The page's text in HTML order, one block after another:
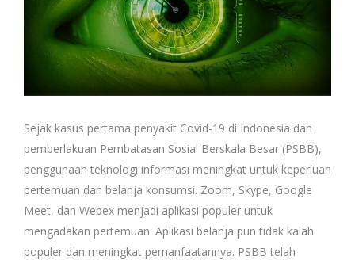
Sejak kasus pertama penyakit Covid-19 di Indonesia dan
pemberlakuan Pembatasan Sosial Berskala Besar (PSBB),
penggunaan teknologi informasi meningkat untuk keperluan
pertemuan dan belanja konsumsi. Zoom, Skype, Google
Meet, dan Webex menjadi aplikasi populer untuk
mengadakan pertemuan. Aplikasi belanja pun tidak kalah
populer dan meningkat pemanfaatannya. PSBB telah